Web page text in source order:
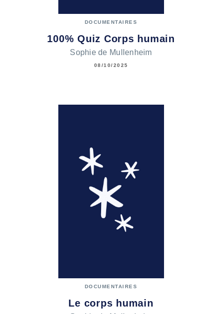
DOCUMENTAIRES
100% Quiz Corps humain
Sophie de Mullenheim
08/10/2025
DOCUMENTAIRES
Le corps humain